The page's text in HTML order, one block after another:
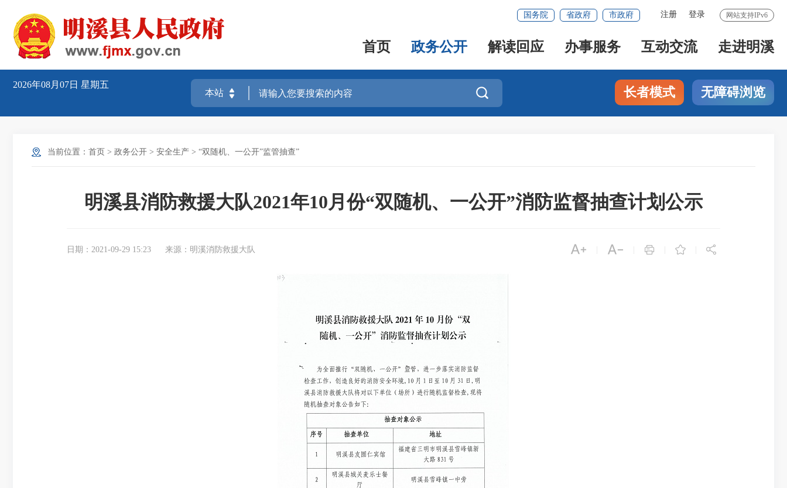
网站支持IPv6
注册 登录
国务院 省政府 市政府
首页 政务公开 解读回应 办事服务 互动交流 走进明溪
2026年08月07日 星期五
 长者模式 无障碍浏览
当前位置： 首页 > 政务公开 > 安全生产 > “双随机、一公开”监管抽查”
明溪县消防救援大队2021年10月份“双随机、一公开”消防监督抽查计划公示
日期：2021-09-29 15:23 来源：明溪消防救援大队     